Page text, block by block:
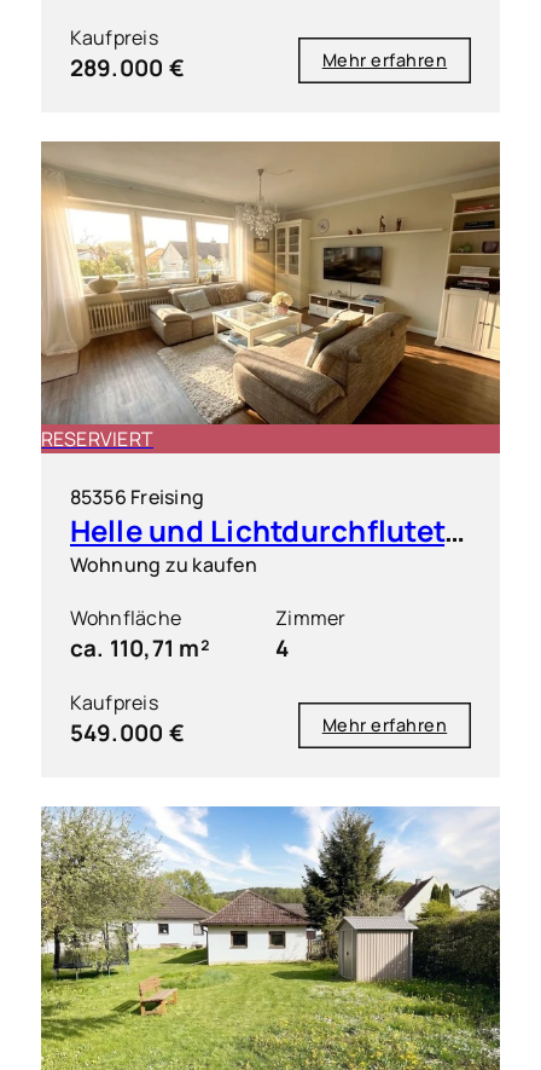
Kaufpreis
289.000 € Mehr erfahren
RESERVIERT
85356 Freising
Helle und Lichtdurchflutete 4 Zimmer Wohnung mit großem Süd-Westbalkon
Wohnung zu kaufen
Wohnfläche
ca. 110,71 m²
Zimmer
4
Kaufpreis
549.000 € Mehr erfahren